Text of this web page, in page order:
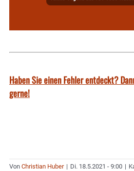
Haben Sie einen Fehler entdeckt?
gerne!
Von Christian Huber | Di. 18.5.2021 - 9:00 |